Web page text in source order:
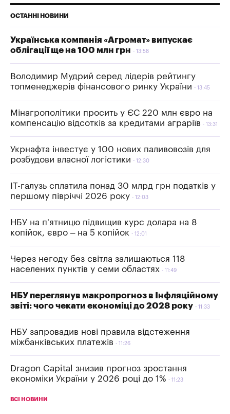
ОСТАННІ НОВИНИ
Українська компанія «Агромат» випускає
облігації ще на 100 млн грн
13:58
Володимир Мудрий серед лідерів рейтингу
топменеджерів фінансового ринку України
13:45
Мінагрополітики просить у ЄС 220 млн євро на
компенсацію відсотків за кредитами аграріїв
13:31
Укрнафта інвестує у 100 нових паливовозів для
розбудови власної логістики
12:30
IT-галузь сплатила понад 30 млрд грн податків у
першому півріччі 2026 року
12:03
НБУ на п'ятницю підвищив курс долара на 8
копійок, євро – на 5 копійок
12:01
Через негоду без світла залишаються 118
населених пунктів у семи областях
11:49
НБУ переглянув макропрогноз в Інфляційному
звіті: чого чекати економіці до 2028 року
11:33
НБУ запровадив нові правила відстеження
міжбанківських платежів
11:26
Dragon Capital знизив прогноз зростання
економіки України у 2026 році до 1%
11:23
ВСІ НОВИНИ